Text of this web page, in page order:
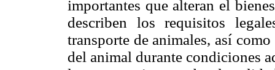
importantes que alteran el
describen los requisitos
transporte de animales, así
del animal durante condiciones